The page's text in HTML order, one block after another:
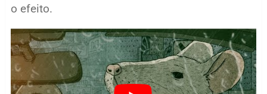
o efeito.